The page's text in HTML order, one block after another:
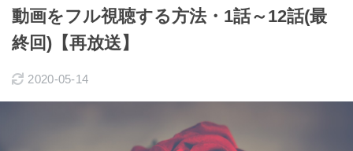
動画をフル視聴する方法・1話～12話(最
終回)【再放送】
2020-05-14